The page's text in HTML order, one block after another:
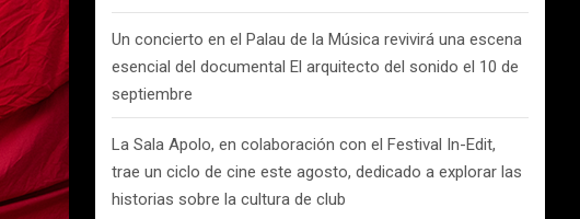
Un concierto en el Palau de la Música revivirá una escena
esencial del documental El arquitecto del sonido el 10 de
septiembre
La Sala Apolo, en colaboración con el Festival In-Edit,
trae un ciclo de cine este agosto, dedicado a explorar las
historias sobre la cultura de club